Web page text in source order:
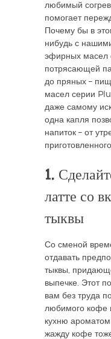
любимый
помогает
Почему бы в
нибудь с
эфирных масел
потрясающей
до пряных –
масел серии
даже самому
одна капля
напиток – от
1.
латте со
тыквы
Со сменой
отдавать
тыквы,
выпечке. Этот
вам без труда
любимого кофе
кухню ароматом
жажду кофе